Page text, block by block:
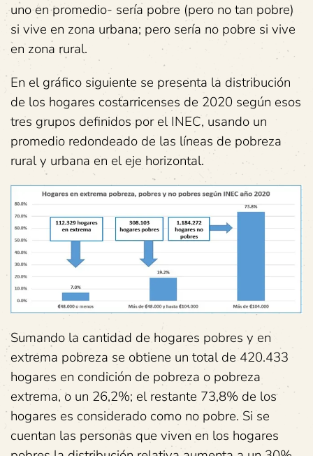
uno en promedio- sería pobre (pero no tan pobre)
si vive en zona urbana; pero sería no pobre si vive
en zona rural.
En el gráfico siguiente se presenta la distribución
de los hogares costarricenses de 2020 según esos
tres grupos definidos por el INEC, usando un
promedio redondeado de las líneas de pobreza
rural y urbana en el eje horizontal.
Sumando la cantidad de hogares pobres y en
extrema pobreza se obtiene un total de 420.433
hogares en condición de pobreza o pobreza
extrema, o un 26,2%; el restante 73,8% de los
hogares es considerado como no pobre. Si se
cuentan las personas que viven en los hogares